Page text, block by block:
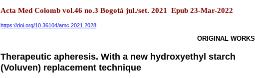
Acta Med Colomb vol.46 no.3 Bogotá jul./set. 2021 Epub 23-Mar-2022
https://doi.org/10.36104/amc.2021.2028
ORIGINAL WORKS
Therapeutic apheresis. With a new hydroxyethyl starch
(Voluven) replacement technique